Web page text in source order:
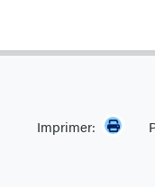
Imprimer: